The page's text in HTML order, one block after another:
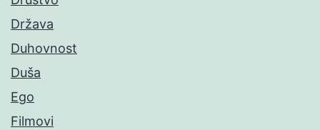
Država
Duhovnost
Duša
Ego
Filmovi